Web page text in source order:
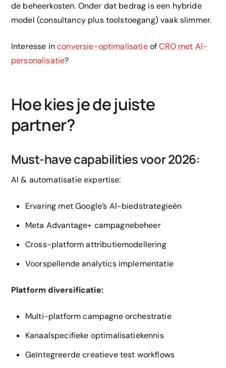
de beheerkosten. Onder dat bedrag is een hybride
model (consultancy plus toolstoegang) vaak slimmer.
Interesse inconversie-optimalisatieofCRO met AI-
personalisatie?
Hoe kies je de juiste
partner?
Must-have capabilities voor 2026:
AI & automatisatie expertise:
Ervaring met Google’s AI-biedstrategieën
Meta Advantage+ campagnebeheer
Cross-platform attributiemodellering
Voorspellende analytics implementatie
Platform diversificatie:
Multi-platform campagne orchestratie
Kanaalspecifieke optimalisatiekennis
Geïntegreerde creatieve test workflows